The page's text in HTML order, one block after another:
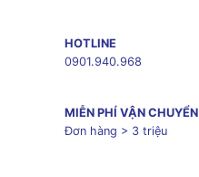
HOTLINE
0901.940.968
MIỄN PHÍ VẬN CHUYỂN
Đơn hàng > 3 triệu